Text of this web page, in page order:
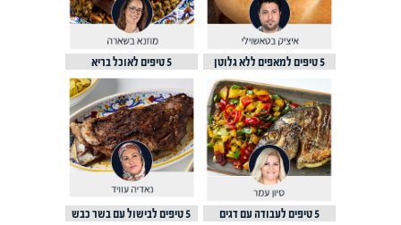
5 טיפים למאפים ללא גלוטן 5 טיפים לאוכל בריא
5 טיפים לעבודה עם דגים 5 טיפים לבישול עם בשר כבש